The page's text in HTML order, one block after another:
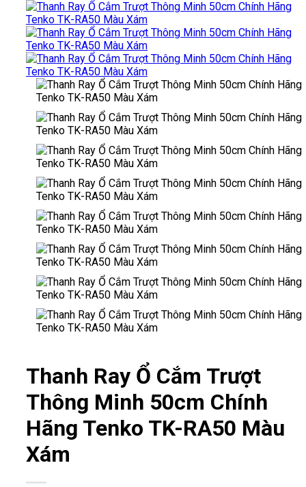
Thanh Ray Ổ Cắm Trượt
Thông Minh 50cm Chính
Hãng Tenko TK-RA50 Màu
Xám